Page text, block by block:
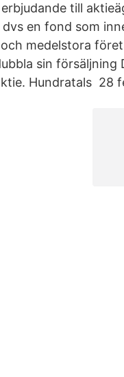
till
en fond som
medelstora
sin försäljning
Hundratals 28